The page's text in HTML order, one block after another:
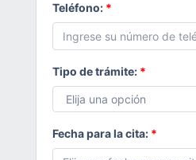
Teléfono: *
Tipo de trámite: *
Fecha para la cita: *